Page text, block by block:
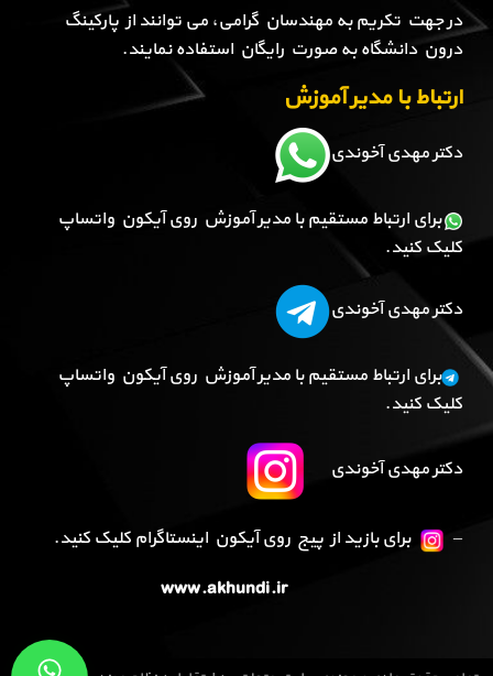
در جهت تکریم به مهندسان گرامی، می توانند از پارکینگ
درون دانشگاه به صورت رایگان استفاده نمایند.
ارتباط با مدیر آموزش
دکتر مهدی آخوندی
برای ارتباط مستقیم با مدیر آموزش روی آیکون واتساپ
کلیک کنید.
دکتر مهدی آخوندی
برای ارتباط مستقیم با مدیر آموزش روی آیکون واتساپ
کلیک کنید.
دکتر مهدی آخوندی
–
برای بازید از پیج روی آیکون اینستاگرام کلیک کنید.
www.akhundi.ir